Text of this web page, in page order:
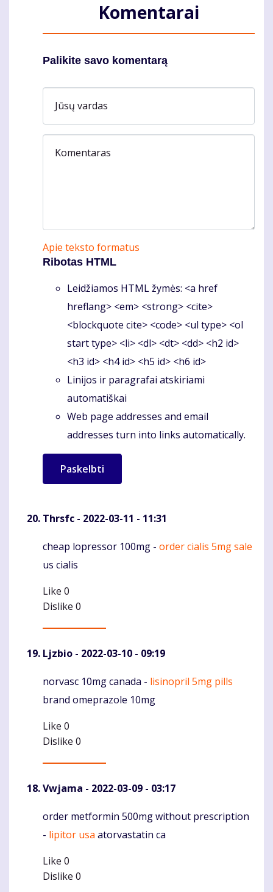
Komentarai
Palikite savo komentarą
Jūsų vardas
Komentaras
Apie teksto formatus
Ribotas HTML
Leidžiamos HTML žymės: <a href
hreflang> <em> <strong> <cite>
<blockquote cite> <code> <ul type> <ol
start type> <li> <dl> <dt> <dd> <h2 id>
<h3 id> <h4 id> <h5 id> <h6 id>
Linijos ir paragrafai atskiriami
automatiškai
Web page addresses and email
addresses turn into links automatically.
Thrsfc - 2022-03-11 - 11:31
Komentaras
cheap lopressor 100mg - order cialis 5mg sale
us cialis
Like 0
Dislike 0
Ljzbio - 2022-03-10 - 09:19
Komentaras
norvasc 10mg canada - lisinopril 5mg pills
brand omeprazole 10mg
Like 0
Dislike 0
Vwjama - 2022-03-09 - 03:17
Komentaras
order metformin 500mg without prescription
- lipitor usa atorvastatin ca
Like 0
Dislike 0